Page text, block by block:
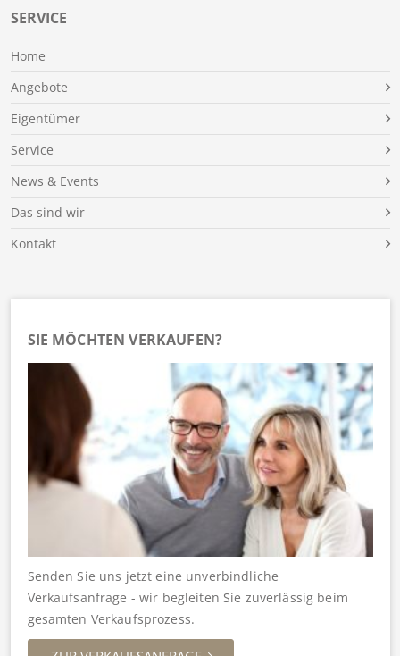
SERVICE
Home
Angebote
Eigentümer
Service
News & Events
Das sind wir
Kontakt
SIE MÖCHTEN VERKAUFEN?
Senden Sie uns jetzt eine unverbindliche
Verkaufsanfrage - wir begleiten Sie zuverlässig beim
gesamten Verkaufsprozess.